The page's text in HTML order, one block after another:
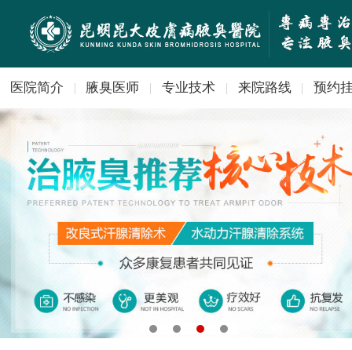
医院简介 | 腋臭医师 | 专业技术 | 来院路线 | 预约